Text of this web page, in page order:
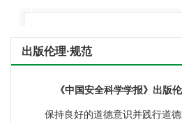
出版伦理·规范
《中国安全科学学报》出版
保持良好的道德意识并践行道德